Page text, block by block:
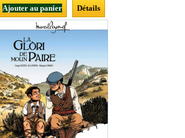
Ajouter au panier Détails